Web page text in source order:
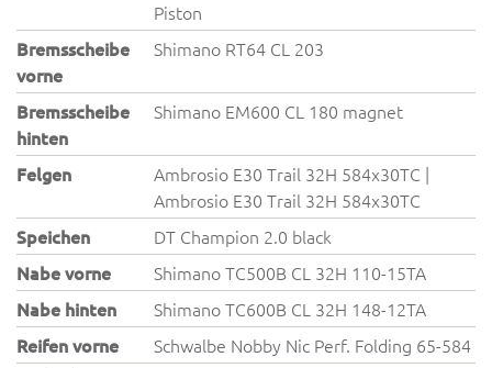
Piston
Bremsscheibe
vorne
Shimano RT64 CL 203
Bremsscheibe
hinten
Shimano EM600 CL 180 magnet
Felgen
Ambrosio E30 Trail 32H 584x30TC |
Ambrosio E30 Trail 32H 584x30TC
Speichen
DT Champion 2.0 black
Nabe vorne
Shimano TC500B CL 32H 110-15TA
Nabe hinten
Shimano TC600B CL 32H 148-12TA
Reifen vorne
Schwalbe Nobby Nic Perf. Folding 65-584